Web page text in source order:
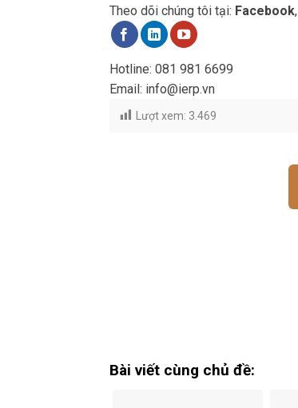
Theo dõi chúng tôi tại: Facebook,
Hotline: 081 981 6699
Email: info@ierp.vn
Lượt xem: 3.469
Bài viết cùng chủ đề: